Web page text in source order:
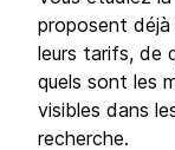
proposent déjà
leurs tarifs, de
quels sont les
visibles dans
recherche.